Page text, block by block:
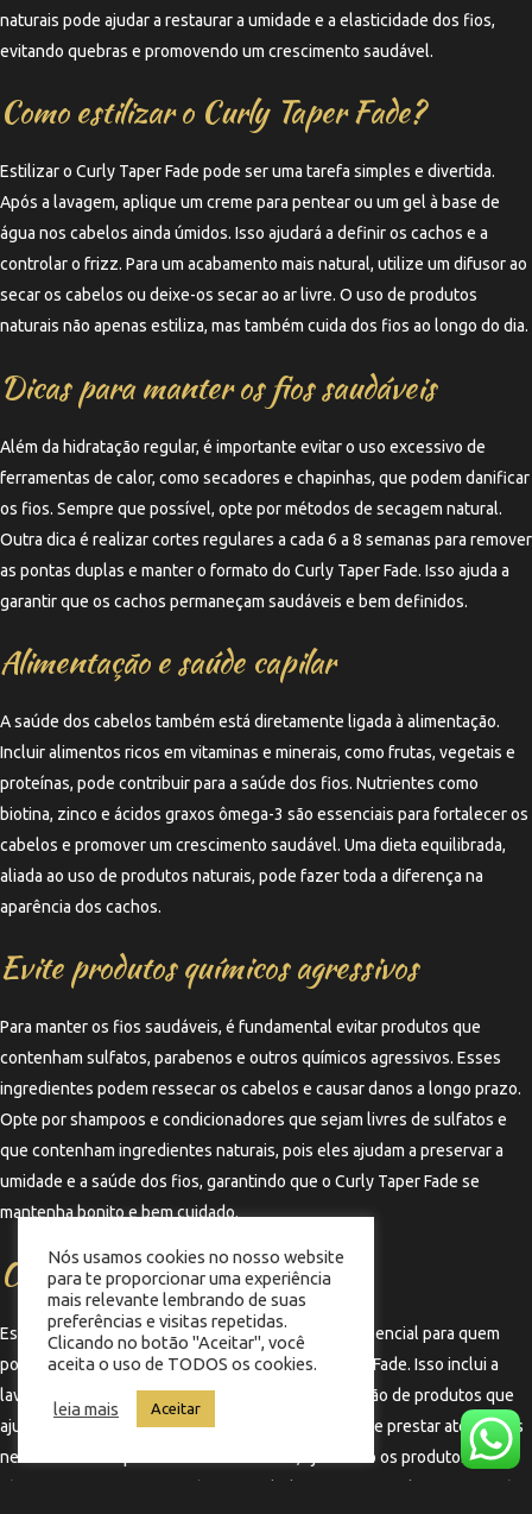
naturais pode ajudar a restaurar a umidade e a elasticidade dos fios,
evitando quebras e promovendo um crescimento saudável.
Como estilizar o Curly Taper Fade?
Estilizar o Curly Taper Fade pode ser uma tarefa simples e divertida.
Após a lavagem, aplique um creme para pentear ou um gel à base de
água nos cabelos ainda úmidos. Isso ajudará a definir os cachos e a
controlar o frizz. Para um acabamento mais natural, utilize um difusor ao
secar os cabelos ou deixe-os secar ao ar livre. O uso de produtos
naturais não apenas estiliza, mas também cuida dos fios ao longo do dia.
Dicas para manter os fios saudáveis
Além da hidratação regular, é importante evitar o uso excessivo de
ferramentas de calor, como secadores e chapinhas, que podem danificar
os fios. Sempre que possível, opte por métodos de secagem natural.
Outra dica é realizar cortes regulares a cada 6 a 8 semanas para remover
as pontas duplas e manter o formato do Curly Taper Fade. Isso ajuda a
garantir que os cachos permaneçam saudáveis e bem definidos.
Alimentação e saúde capilar
A saúde dos cabelos também está diretamente ligada à alimentação.
Incluir alimentos ricos em vitaminas e minerais, como frutas, vegetais e
proteínas, pode contribuir para a saúde dos fios. Nutrientes como
biotina, zinco e ácidos graxos ômega-3 são essenciais para fortalecer os
cabelos e promover um crescimento saudável. Uma dieta equilibrada,
aliada ao uso de produtos naturais, pode fazer toda a diferença na
aparência dos cachos.
Evite produtos químicos agressivos
Para manter os fios saudáveis, é fundamental evitar produtos que
contenham sulfatos, parabenos e outros químicos agressivos. Esses
ingredientes podem ressecar os cabelos e causar danos a longo prazo.
Opte por shampoos e condicionadores que sejam livres de sulfatos e
que contenham ingredientes naturais, pois eles ajudam a preservar a
umidade e a saúde dos fios, garantindo que o Curly Taper Fade se
mantenha bonito e bem cuidado.
O papel da rotina de cuidados
Estabelecer uma rotina de cuidados capilares é essencial para quem
possui cabelos cacheados e opta pelo Curly Taper Fade. Isso inclui a
lavagem adequada, a hidratação regular e a aplicação de produtos que
ajudem a definir os cachos. Além disso, é importante prestar atenção às
necessidades específicas do seu cabelo, ajustando os produtos e as
Nós usamos cookies no nosso website
para te proporcionar uma experiência
mais relevante lembrando de suas
preferências e visitas repetidas.
Clicando no botão "Aceitar", você
aceita o uso de TODOS os cookies.
leia mais Aceitar